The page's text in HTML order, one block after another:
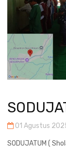
01 Agustus
SODUJATUM (